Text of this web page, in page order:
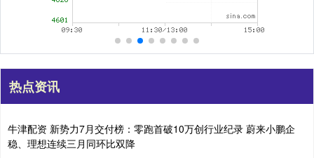
热点资讯
牛津配资 新势力7月交付榜：零跑首破10万创行业纪录 蔚来小鹏企
稳、理想连续三月同环比双降